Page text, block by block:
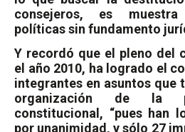
consejeros, es
políticas sin fundamento
Y recordó que el pleno del
el año 2010, ha logrado el
integrantes en asuntos que
organización de la
constitucional, “pues han
por unanimidad, y sólo 27